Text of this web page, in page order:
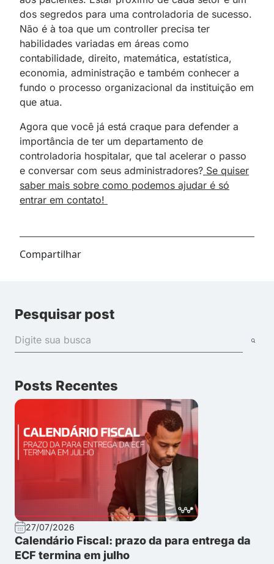
dos segredos para uma controladoria de sucesso.
Não é à toa que um controller precisa ter
habilidades variadas em áreas como
contabilidade, direito, matemática, estatística,
economia, administração e também conhecer a
fundo o processo organizacional da instituição em
que atua.
Agora que você já está craque para defender a
importância de ter um departamento de
controladoria hospitalar, que tal acelerar o passo
e conversar com seus administradores? Se quiser
saber mais sobre como podemos ajudar é só
entrar em contato!
Compartilhar
Pesquisar post
Posts Recentes
27/07/2026
Calendário Fiscal: prazo da para entrega da
ECF termina em julho